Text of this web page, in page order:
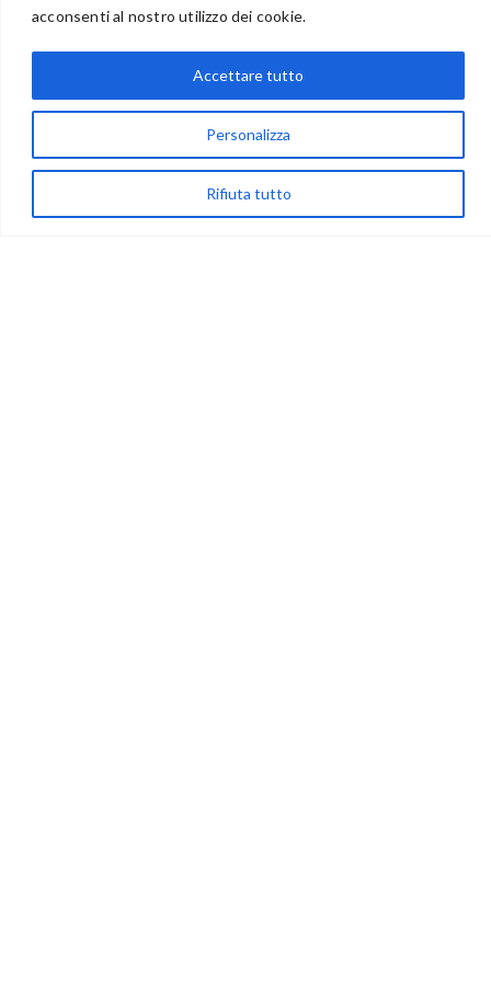
acconsenti al nostro utilizzo dei cookie.
Personalizza
Rifiuta tutto
Accettare tutto
(+39) 081-7777233
info@ideepercreare.it